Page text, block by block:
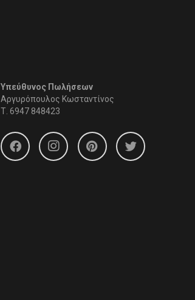
Υπεύθυνος Πωλήσεων
Αργυρόπουλος Κωσταντίνος
Τ. 6947 848423